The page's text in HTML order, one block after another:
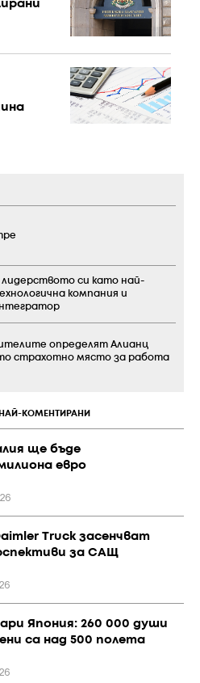
НАЙ-КОМЕНТИРАНИ
ще бъде
евро
Truck засенчват
за САЩ
Япония: 260 000 души
са над 500 полета
лидерството си като най-
компания и
определят Алианц
страхотно място за работа